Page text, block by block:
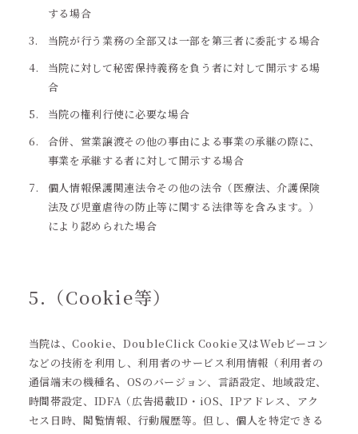
する場合
当院が行う業務の全部又は一部を第三者に委託する場合
当院に対して秘密保持義務を負う者に対して開示する場
合
当院の権利行使に必要な場合
合併、営業譲渡その他の事由による事業の承継の際に、
事業を承継する者に対して開示する場合
個人情報保護関連法令その他の法令（医療法、介護保険
法及び児童虐待の防止等に関する法律等を含みます。）
により認められた場合
5.（Cookie等）
当院は、Cookie、DoubleClick Cookie又はWebビーコン
などの技術を利用し、利用者のサービス利用情報（利用者の
通信端末の機種名、OSのバージョン、言語設定、地域設定、
時間帯設定、IDFA（広告掲載ID・iOS、IPアドレス、アク
セス日時、閲覧情報、行動履歴等。但し、個人を特定できる